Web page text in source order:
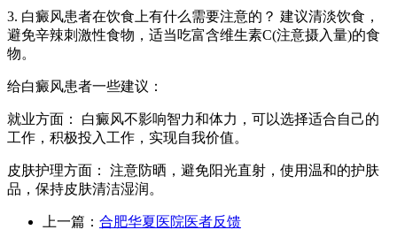
3. 白癜风患者在饮食上有什么需要注意的？ 建议清淡饮食，
避免辛辣刺激性食物，适当吃富含维生素C(注意摄入量)的食
物。
给白癜风患者一些建议：
就业方面： 白癜风不影响智力和体力，可以选择适合自己的
工作，积极投入工作，实现自我价值。
皮肤护理方面： 注意防晒，避免阳光直射，使用温和的护肤
品，保持皮肤清洁湿润。
上一篇： 合肥华夏医院医者反馈